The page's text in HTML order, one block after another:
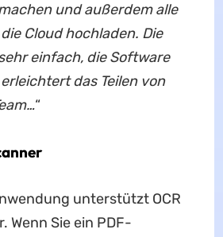
und außerdem alle
Cloud hochladen. Die
einfach, die Software
das Teilen von
“
unterstützt OCR
Wenn Sie ein PDF-